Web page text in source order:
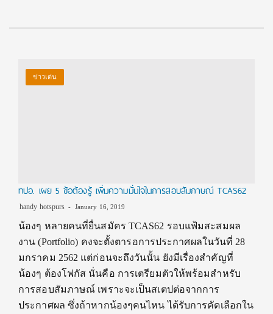
ข่าวเด่น
ทปอ. เผย 5 ข้อต้องรู้ เพิ่มความมั่นใจในการสอบสัมภาษณ์ TCAS62
handy hotspurs January 16, 2019
น้องๆ หลายคนที่ยื่นสมัคร TCAS62 รอบแฟ้มสะสมผล
งาน (Portfolio) คงจะตั้งตารอการประกาศผลในวันที่ 28
มกราคม 2562 แต่ก่อนจะถึงวันนั้น ยังมีเรื่องสำคัญที่
น้องๆ ต้องโฟกัส นั่นคือ การเตรียมตัวให้พร้อมสำหรับ
การสอบสัมภาษณ์ เพราะจะเป็นสเตปต่อจากการ
ประกาศผล ซึ่งถ้าหากน้องๆคนไหน ได้รับการคัดเลือกใน